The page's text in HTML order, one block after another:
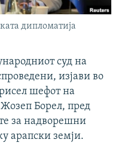
дипломатија
суд на
изјави во
шефот на
Борел, пред
за надворешни
арапски земји.